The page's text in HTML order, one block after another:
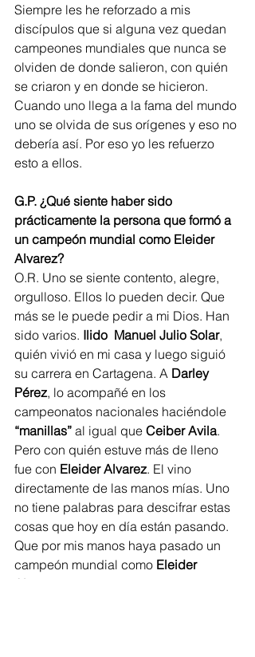
Siempre les he reforzado a mis
discípulos que si alguna vez quedan
campeones mundiales que nunca se
olviden de donde salieron, con quién
se criaron y en donde se hicieron.
Cuando uno llega a la fama del mundo
uno se olvida de sus orígenes y eso no
debería así. Por eso yo les refuerzo
esto a ellos.
G.P. ¿Qué siente haber sido
prácticamente la persona que formó a
un campeón mundial como Eleider
Alvarez?
O.R. Uno se siente contento, alegre,
orgulloso. Ellos lo pueden decir. Que
más se le puede pedir a mi Dios. Han
sido varios. Ilido  Manuel Julio Solar,
quién vivió en mi casa y luego siguió
su carrera en Cartagena. A Darley
Pérez, lo acompañé en los
campeonatos nacionales haciéndole
“manillas” al igual que Ceiber Avila.
Pero con quién estuve más de lleno
fue con Eleider Alvarez. El vino
directamente de las manos mías. Uno
no tiene palabras para descifrar estas
cosas que hoy en día están pasando.
Que por mis manos haya pasado un
campeón mundial como Eleider
Alvarez